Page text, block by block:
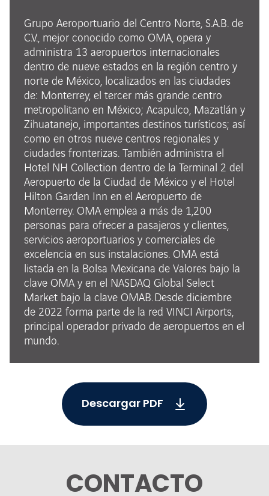
Grupo Aeroportuario del Centro Norte, S.A.B. de
C.V., mejor conocido como OMA, opera y
administra 13 aeropuertos internacionales
dentro de nueve estados en la región centro y
norte de México, localizados en las ciudades
de: Monterrey, el tercer más grande centro
metropolitano en México; Acapulco, Mazatlán y
Zihuatanejo, importantes destinos turísticos; así
como en otros nueve centros regionales y
ciudades fronterizas. También administra el
Hotel NH Collection dentro de la Terminal 2 del
Aeropuerto de la Ciudad de México y el Hotel
Hilton Garden Inn en el Aeropuerto de
Monterrey. OMA emplea a más de 1,200
personas para ofrecer a pasajeros y clientes,
servicios aeroportuarios y comerciales de
excelencia en sus instalaciones. OMA está
listada en la Bolsa Mexicana de Valores bajo la
clave OMA y en el NASDAQ Global Select
Market bajo la clave OMAB. Desde diciembre
de 2022 forma parte de la red VINCI Airports,
principal operador privado de aeropuertos en el
mundo.
Descargar PDF
CONTACTO